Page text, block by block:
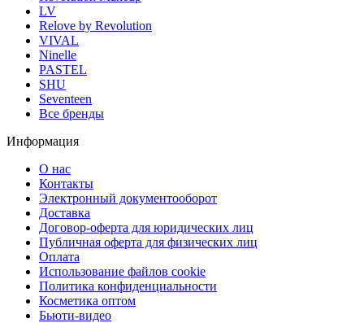
LV
Relove by Revolution
VIVAL
Ninelle
PASTEL
SHU
Seventeen
Все бренды
Информация
О нас
Контакты
Электронный документооборот
Доставка
Договор-оферта для юридических лиц
Публичная оферта для физических лиц
Оплата
Использование файлов cookie
Политика конфиденциальности
Косметика оптом
Бьюти-видео